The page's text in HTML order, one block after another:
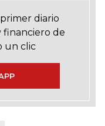
diario
financiero de
un clic